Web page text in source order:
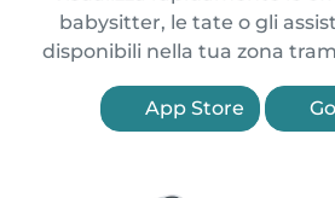
babysitter, le tate o gli
disponibili nella tua zona
App Store